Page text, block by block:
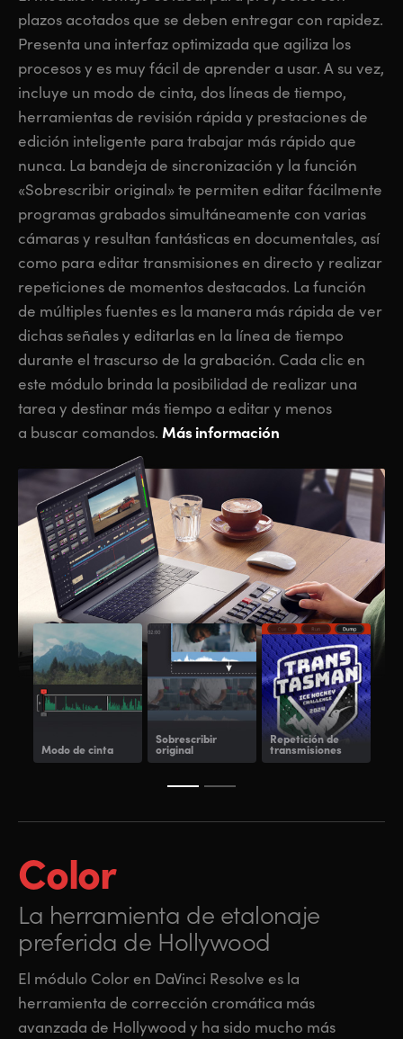
plazos acotados que se deben entregar con rapidez.
Presenta una interfaz optimizada que agiliza los
procesos y es muy fácil de aprender a usar. A su vez,
incluye un modo de cinta, dos líneas de tiempo,
herramientas de revisión rápida y prestaciones de
edición inteligente para trabajar más rápido que
nunca. La bandeja de sincronización y la función
«Sobrescribir original» te permiten editar fácilmente
programas grabados simultáneamente con varias
cámaras y resultan fantásticas en documentales, así
como para editar transmisiones en directo y realizar
repeticiones de momentos destacados. La función
de múltiples fuentes es la manera más rápida de ver
dichas señales y editarlas en la línea de tiempo
durante el trascurso de la grabación. Cada clic en
este módulo brinda la posibilidad de realizar una
tarea y destinar más tiempo a editar y menos
a buscar comandos. Más información
Modo de cinta
Sobrescribir
original
Repetición de
transmisiones
Color
La herramienta de etalonaje
preferida de Hollywood
El módulo Color en DaVinci Resolve es la
herramienta de corrección cromática más
avanzada de Hollywood y ha sido mucho más